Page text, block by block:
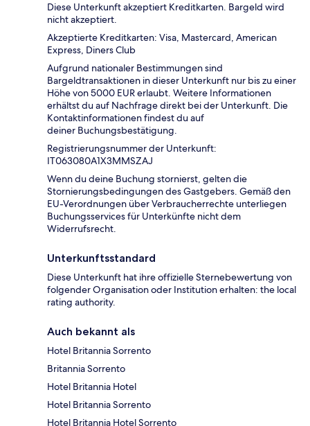
Diese Unterkunft akzeptiert Kreditkarten. Bargeld wird
nicht akzeptiert.
Akzeptierte Kreditkarten: Visa, Mastercard, American
Express, Diners Club
Aufgrund nationaler Bestimmungen sind
Bargeldtransaktionen in dieser Unterkunft nur bis zu einer
Höhe von 5000 EUR erlaubt. Weitere Informationen
erhältst du auf Nachfrage direkt bei der Unterkunft. Die
Kontaktinformationen findest du auf
deiner Buchungsbestätigung.
Registrierungsnummer der Unterkunft:
IT063080A1X3MMSZAJ
Wenn du deine Buchung stornierst, gelten die
Stornierungsbedingungen des Gastgebers. Gemäß den
EU-Verordnungen über Verbraucherrechte unterliegen
Buchungsservices für Unterkünfte nicht dem
Widerrufsrecht.
Unterkunftsstandard
Diese Unterkunft hat ihre offizielle Sternebewertung von
folgender Organisation oder Institution erhalten: the local
rating authority.
Auch bekannt als
Hotel Britannia Sorrento
Britannia Sorrento
Hotel Britannia Hotel
Hotel Britannia Sorrento
Hotel Britannia Hotel Sorrento